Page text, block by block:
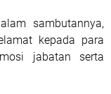
sambutannya,
kepada para
jabatan serta